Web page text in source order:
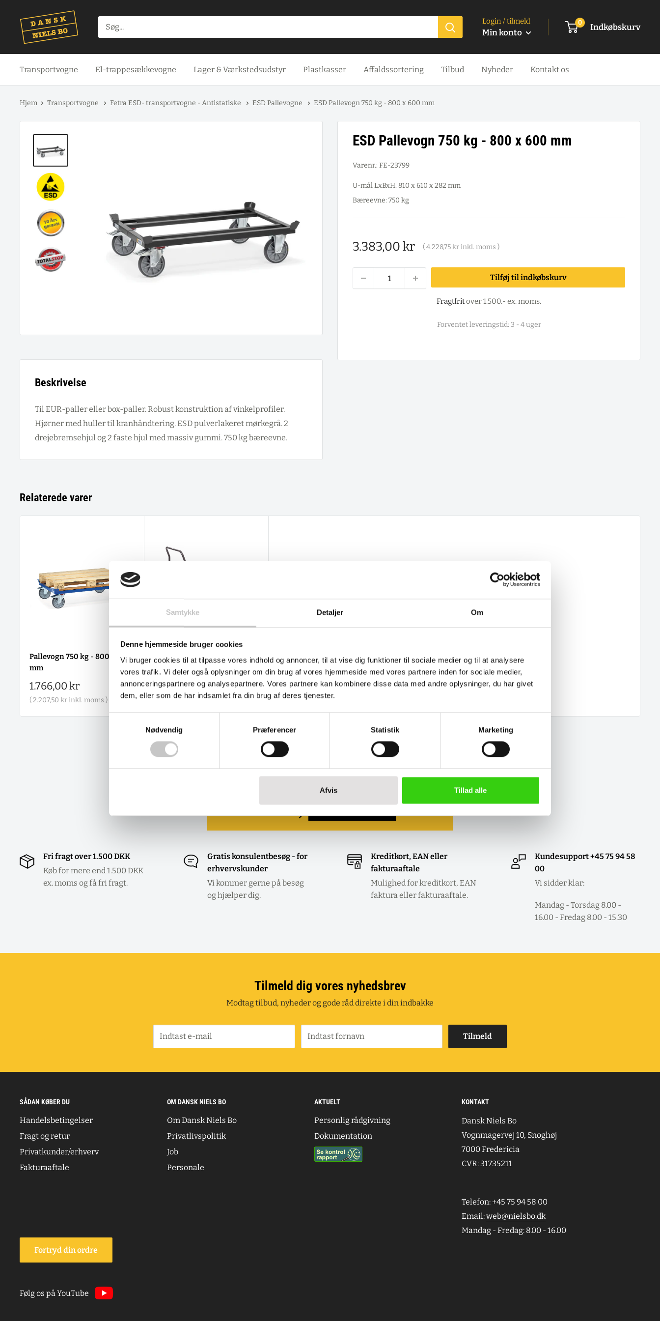
Samtykke Detaljer Om
Denne hjemmeside bruger cookies
Vi bruger cookies til at tilpasse vores indhold og annoncer, til at vise dig funktioner til sociale medier og til at analysere
vores trafik. Vi deler også oplysninger om din brug af vores hjemmeside med vores partnere inden for sociale medier,
annonceringspartnere og analysepartnere. Vores partnere kan kombinere disse data med andre oplysninger, du har givet
dem, eller som de har indsamlet fra din brug af deres tjenester.
Samtykkevalg
Nødvendig
Præferencer Statistik Marketing
Afvis Tillad alle
indhold
Login / tilmeld
Min konto
0 Indkøbskurv
Transportvogne El-trappesækkevogne Lager & Værkstedsudstyr Plastkasser Affaldssortering Tilbud Nyheder Kontakt os
Hjem Transportvogne Fetra ESD- transportvogne - Antistatiske ESD Pallevogne ESD Pallevogn 750 kg - 800 x 600 mm
ESD Pallevogn 750 kg - 800 x 600 mm
Varenr.: FE-23799
U-mål LxBxH: 810 x 610 x 282 mm
Bæreevne: 750 kg
Salgspris
3.383,00 kr (4.228,75 krinkl. moms )
Tilføj til indkøbskurv
Fragtfritover 1.500.- ex. moms.
Forventet leveringstid: 3 - 4 uger
Beskrivelse
Til EUR-paller eller box-paller. Robust konstruktion af vinkelprofiler.
Hjørner med huller til kranhåndtering. ESD pulverlakeret mørkegrå. 2
drejebremsehjul og 2 faste hjul med massiv gummi. 750 kg bæreevne.
Relaterede varer
Pallevogn 750 kg - 800 x 600
mm
Salgspris
1.766,00 kr
(2.207,50 krinkl. moms )
ESD vogne med skubbebøjle -
850 x 500 mm
Salgspris
3.159,00 kr
(3.948,75 krinkl. moms )
Book et møde med os
Ønsker du at se eller prøve nogle af vores
Book et møde - så kommer vi til dig!
Fri fragt over 1.500 DKK
Køb for mere end 1.500 DKK
ex. moms og få fri fragt.
Gratis konsulentbesøg - for
erhvervskunder
Vi kommer gerne på besøg
og hjælper dig.
Kreditkort, EAN eller
fakturaaftale
Mulighed for kreditkort, EAN
faktura eller fakturaaftale.
Kundesupport +45 75 94 58
00
Vi sidder klar:
Mandag - Torsdag 8.00 -
16.00 - Fredag 8.00 - 15.30
Tilmeld dig vores nyhedsbrev
Modtag tilbud, nyheder og gode råd direkte i din indbakke
Indtast e-mail Indtast fornavn Tilmeld
SÅDAN KØBER DU
Handelsbetingelser
Fragt og retur
Privatkunder/erhverv
Fakturaaftale
OM DANSK NIELS BO
Om Dansk Niels Bo
Privatlivspolitik
Job
Personale
AKTUELT
Personlig rådgivning
Dokumentation
KONTAKT
Dansk Niels Bo
Vognmagervej 10, Snoghøj
7000 Fredericia
CVR: 31735211
Telefon: +45 75 94 58 00
Email:web@nielsbo.dk
Mandag - Fredag: 8.00 - 16.00
Fortryd din ordre
Følg os på YouTube